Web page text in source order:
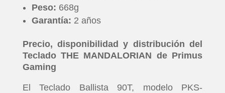
Peso: 668g
Garantía: 2 años
Precio, disponibilidad y distribución del
Teclado THE MANDALORIAN de Primus
Gaming
El Teclado Ballista 90T, modelo PKS-